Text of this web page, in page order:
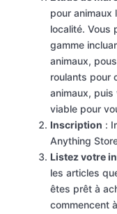
pour animaux
localité. Vous
gamme
animaux,
roulants pour
animaux,
viable pour
Inscription :
Anything
Listez votre
les articles
êtes prêt à
commencent